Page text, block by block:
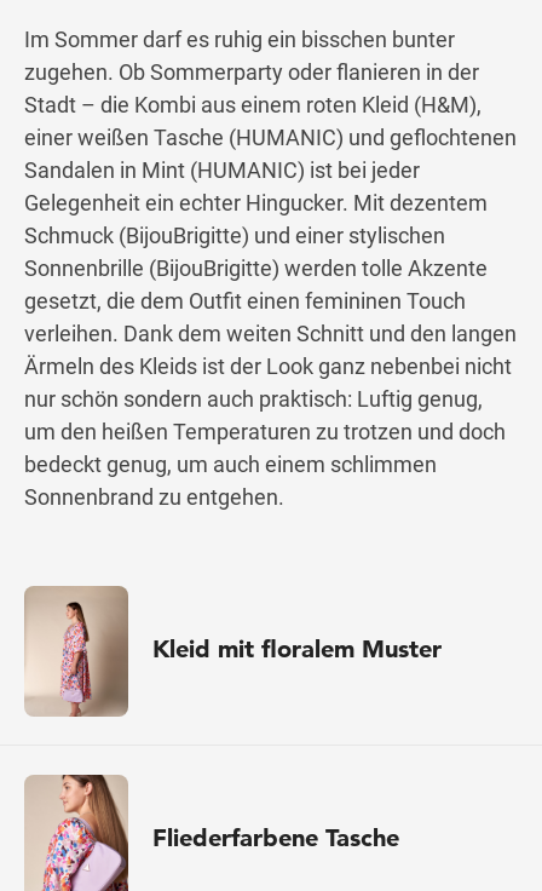
Im Sommer darf es ruhig ein bisschen bunter
zugehen. Ob Sommerparty oder flanieren in der
Stadt – die Kombi aus einem roten Kleid (H&M),
einer weißen Tasche (HUMANIC) und geflochtenen
Sandalen in Mint (HUMANIC) ist bei jeder
Gelegenheit ein echter Hingucker. Mit dezentem
Schmuck (BijouBrigitte) und einer stylischen
Sonnenbrille (BijouBrigitte) werden tolle Akzente
gesetzt, die dem Outfit einen femininen Touch
verleihen. Dank dem weiten Schnitt und den langen
Ärmeln des Kleids ist der Look ganz nebenbei nicht
nur schön sondern auch praktisch: Luftig genug,
um den heißen Temperaturen zu trotzen und doch
bedeckt genug, um auch einem schlimmen
Sonnenbrand zu entgehen.
Kleid mit floralem Muster
Fliederfarbene Tasche